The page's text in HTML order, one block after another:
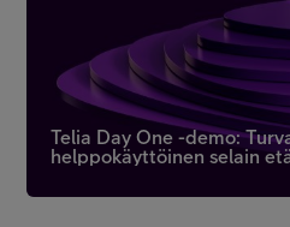
Telia Day One -demo:
helppokäyttöinen selain